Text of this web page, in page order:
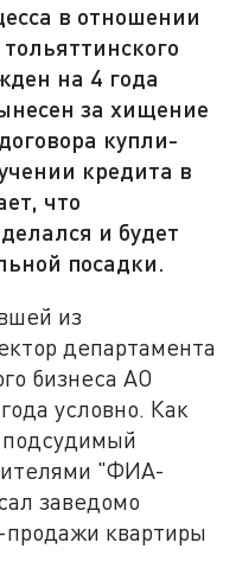
в отношении
на 4 года
за хищение
купли-
кредита в
что
и будет
посадки.
из
департамента
бизнеса АО
условно. Как
подсудимый
"ФИА-
заведомо
квартиры